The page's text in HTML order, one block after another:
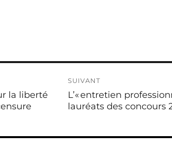
la liberté
SUIVANT
Publication
suivante :
L’« entretien
lauréats des concours